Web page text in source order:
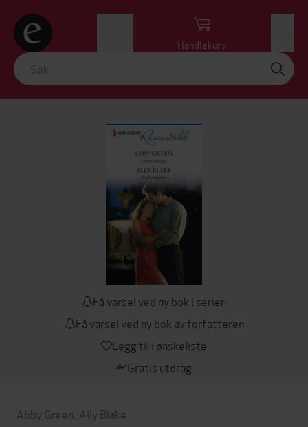
Handlekurv
Få varsel ved ny bok i serien
Få varsel ved ny bok av forfatteren
Legg til i ønskeliste
Gratis utdrag
Abby Green Ally Blake